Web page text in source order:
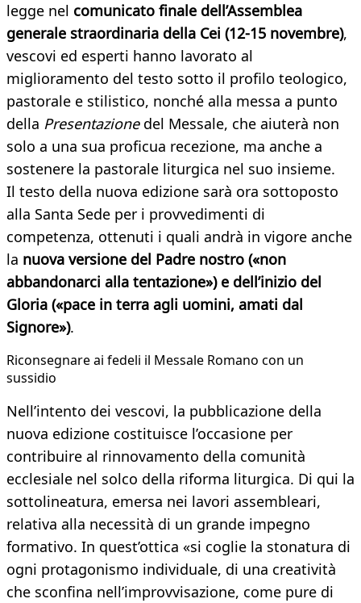
legge nel comunicato finale dell’Assemblea
generale straordinaria della Cei (12-15 novembre),
vescovi ed esperti hanno lavorato al
miglioramento del testo sotto il profilo teologico,
pastorale e stilistico, nonché alla messa a punto
della Presentazionedel Messale, che aiuterà non
solo a una sua proficua recezione, ma anche a
sostenere la pastorale liturgica nel suo insieme.
Il testo della nuova edizione sarà ora sottoposto
alla Santa Sede per i provvedimenti di
competenza, ottenuti i quali andrà in vigore anche
la nuova versione del Padre nostro («non
abbandonarci alla tentazione») e dell’inizio del
Gloria («pace in terra agli uomini, amati dal
Signore»).
Riconsegnare ai fedeli il Messale Romano con un
sussidio
Nell’intento dei vescovi, la pubblicazione della
nuova edizione costituisce l’occasione per
contribuire al rinnovamento della comunità
ecclesiale nel solco della riforma liturgica. Di qui la
sottolineatura, emersa nei lavori assembleari,
relativa alla necessità di un grande impegno
formativo. In quest’ottica «si coglie la stonatura di
ogni protagonismo individuale, di una creatività
che sconfina nell’improvvisazione, come pure di